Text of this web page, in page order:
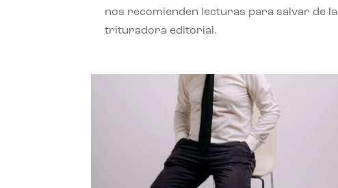
nos recomienden lecturas para salvar de la
trituradora editorial.